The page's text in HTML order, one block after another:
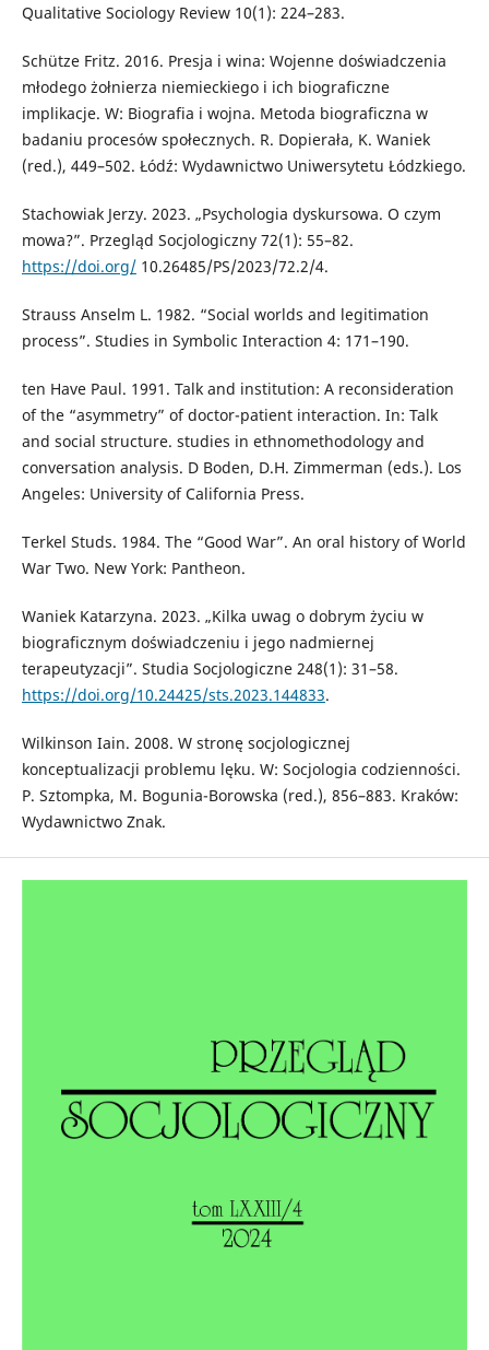
Qualitative Sociology Review 10(1): 224–283.
Schütze Fritz. 2016. Presja i wina: Wojenne doświadczenia
młodego żołnierza niemieckiego i ich biograficzne
implikacje. W: Biografia i wojna. Metoda biograficzna w
badaniu procesów społecznych. R. Dopierała, K. Waniek
(red.), 449–502. Łódź: Wydawnictwo Uniwersytetu Łódzkiego.
Stachowiak Jerzy. 2023. „Psychologia dyskursowa. O czym
mowa?”. Przegląd Socjologiczny 72(1): 55–82.
https://doi.org/10.26485/PS/2023/72.2/4.
Strauss Anselm L. 1982. “Social worlds and legitimation
process”. Studies in Symbolic Interaction 4: 171–190.
ten Have Paul. 1991. Talk and institution: A reconsideration
of the “asymmetry” of doctor-patient interaction. In: Talk
and social structure. studies in ethnomethodology and
conversation analysis. D Boden, D.H. Zimmerman (eds.). Los
Angeles: University of California Press.
Terkel Studs. 1984. The “Good War”. An oral history of World
War Two. New York: Pantheon.
Waniek Katarzyna. 2023. „Kilka uwag o dobrym życiu w
biograficznym doświadczeniu i jego nadmiernej
terapeutyzacji”. Studia Socjologiczne 248(1): 31–58.
https://doi.org/10.24425/sts.2023.144833.
Wilkinson Iain. 2008. W stronę socjologicznej
konceptualizacji problemu lęku. W: Socjologia codzienności.
P. Sztompka, M. Bogunia-Borowska (red.), 856–883. Kraków:
Wydawnictwo Znak.